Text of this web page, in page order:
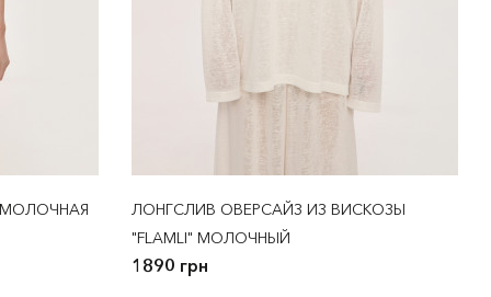
МОЛОЧНАЯ
ЛОНГСЛИВ ОВЕРСАЙЗ ИЗ ВИСКОЗЫ
"FLAMLI" МОЛОЧНЫЙ
1890 грн